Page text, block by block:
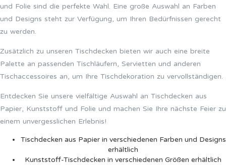
und Folie sind die perfekte Wahl. Eine große Auswahl an Farben
und Designs steht zur Verfügung, um Ihren Bedürfnissen gerecht
zu werden.
Zusätzlich zu unseren Tischdecken bieten wir auch eine breite
Palette an passenden Tischläufern, Servietten und anderen
Tischaccessoires an, um Ihre Tischdekoration zu vervollständigen.
Entdecken Sie unsere vielfältige Auswahl an Tischdecken aus
Papier, Kunststoff und Folie und machen Sie Ihre nächste Feier zu
einem unvergesslichen Erlebnis!
Tischdecken aus Papier in verschiedenen Farben und Designs
erhältlich
Kunststoff-Tischdecken in verschiedenen Größen erhältlich